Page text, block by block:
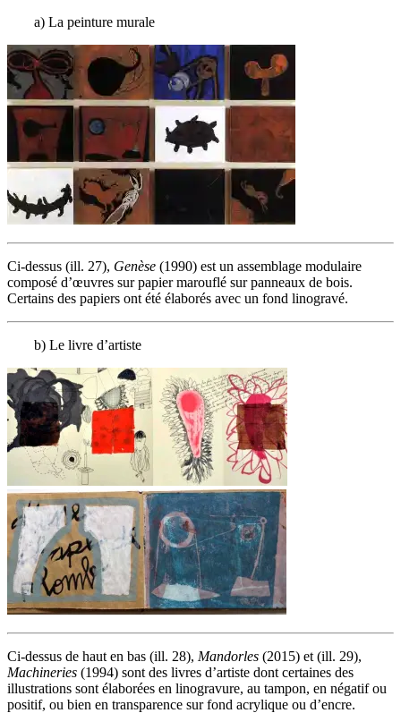
a) La peinture murale
Ci-dessus (ill. 27), Genèse (1990) est un assemblage modulaire
composé d’œuvres sur papier marouflé sur panneaux de bois.
Certains des papiers ont été élaborés avec un fond linogravé.
b) Le livre d’artiste
Ci-dessus de haut en bas (ill. 28), Mandorles (2015) et (ill. 29),
Machineries (1994) sont des livres d’artiste dont certaines des
illustrations sont élaborées en linogravure, au tampon, en négatif ou
positif, ou bien en transparence sur fond acrylique ou d’encre.